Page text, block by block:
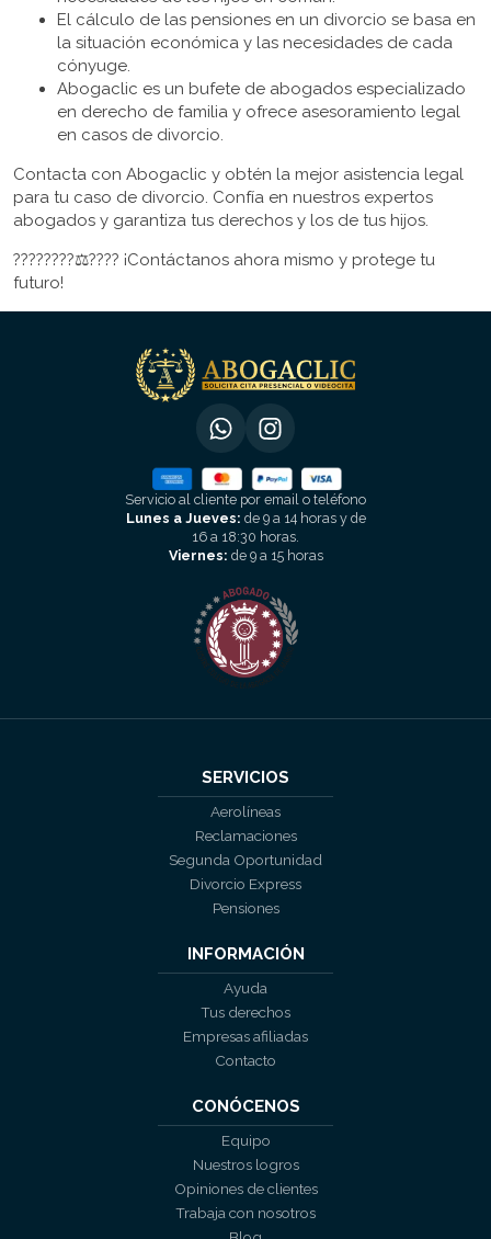
El cálculo de las pensiones en un divorcio se basa en
la situación económica y las necesidades de cada
cónyuge.
Abogaclic es un bufete de abogados especializado
en derecho de familia y ofrece asesoramiento legal
en casos de divorcio.
Contacta con Abogaclic y obtén la mejor asistencia legal
para tu caso de divorcio. Confía en nuestros expertos
abogados y garantiza tus derechos y los de tus hijos.
????????‍⚖️???? ¡Contáctanos ahora mismo y protege tu
futuro!
Servicio al cliente por email o teléfono
Lunes a Jueves: de 9 a 14 horas y de
16 a 18:30 horas.
Viernes: de 9 a 15 horas
SERVICIOS
Aerolíneas
Reclamaciones
Segunda Oportunidad
Divorcio Express
Pensiones
INFORMACIÓN
Ayuda
Tus derechos
Empresas afiliadas
Contacto
CONÓCENOS
Equipo
Nuestros logros
Opiniones de clientes
Trabaja con nosotros